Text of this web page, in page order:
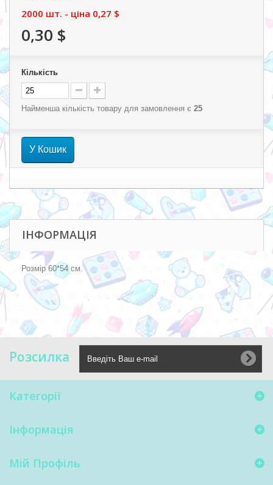
2000 шт. - ціна 0,27 $
0,30 $
Кількість
Найменша кількість товару для замовлення є 25
У Кошик
ІНФОРМАЦІЯ
Розмір 60*54 см.
Розсилка
Категорії
Інформація
Мій Профіль